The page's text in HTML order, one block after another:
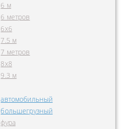
6 м
6 метров
6х6
7.5 м
7 метров
8х8
9.3 м
автомобильный
большегрузный
фура